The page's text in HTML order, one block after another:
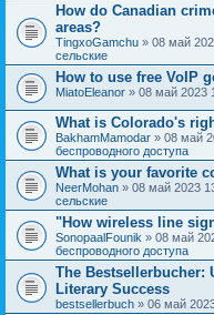
How do Canadian
areas?
TingxoGamchu » 08 май
сельские
How to use free VoIP
MiatoEleanor » 08 май 2023
What is Colorado's
BakhamMamodar » 08 май
беспроводного доступа
What is your favorite
NeerMohan » 08 май 2023
сельские
"How wireless line
SonopaalFounik » 08 май
беспроводного доступа
The Bestsellerbucher:
Literary Success
bestsellerbuch » 06 май